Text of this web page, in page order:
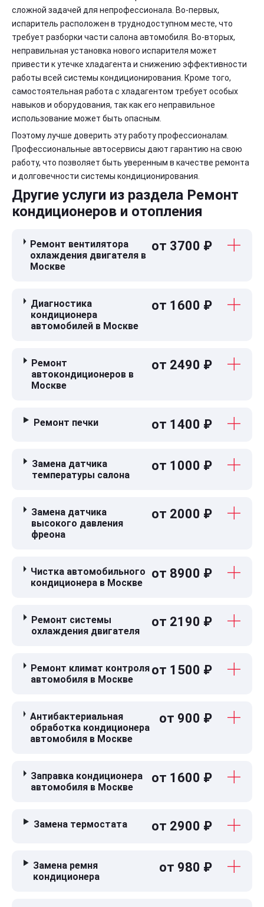
сложной задачей для непрофессионала. Во-первых,
испаритель расположен в труднодоступном месте, что
требует разборки части салона автомобиля. Во-вторых,
неправильная установка нового испарителя может
привести к утечке хладагента и снижению эффективности
работы всей системы кондиционирования. Кроме того,
самостоятельная работа с хладагентом требует особых
навыков и оборудования, так как его неправильное
использование может быть опасным.
Поэтому лучше доверить эту работу профессионалам.
Профессиональные автосервисы дают гарантию на свою
работу, что позволяет быть уверенным в качестве ремонта
и долговечности системы кондиционирования.
Другие услуги из раздела Ремонт
кондиционеров и отопления
Ремонт вентилятора
охлаждения двигателя в
Москве
от 3700 ₽
Диагностика
кондиционера
автомобилей в Москве
от 1600 ₽
Ремонт
автокондиционеров в
Москве
от 2490 ₽
Ремонт печки от 1400 ₽
Замена датчика
температуры салона
от 1000 ₽
Замена датчика
высокого давления
фреона
от 2000 ₽
Чистка автомобильного
кондиционера в Москве
от 8900 ₽
Ремонт системы
охлаждения двигателя
от 2190 ₽
Ремонт климат контроля
автомобиля в Москве
от 1500 ₽
Антибактериальная
обработка кондиционера
автомобиля в Москве
от 900 ₽
Заправка кондиционера
автомобиля в Москве
от 1600 ₽
Замена термостата от 2900 ₽
Замена ремня
кондиционера
от 980 ₽